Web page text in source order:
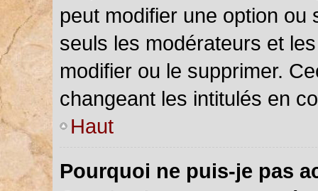
peut modifier une option ou
seuls les modérateurs et
modifier ou le supprimer.
changeant les intitulés en
Haut
Pourquoi ne puis-je pas